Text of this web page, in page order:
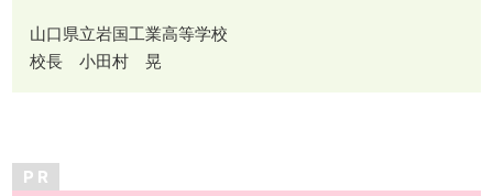
山口県立岩国工業高等学校
校長 小田村 晃
P R